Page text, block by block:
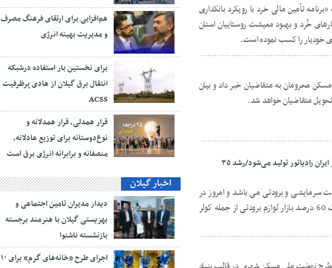
تأمین مالی خرد با رویکرد بانکداری
خُرد و بهبود معیشت روستاییان استان
خودیار را کسب نموده است.
مسکن گیلان از احداث و تحویل 316 واحد مسکن محرومان به متقاضیان خبر داد و بیان
نزدیک ۶۰ درصد بازار لوازم برودتی از جمله کولر گازی در ایران رادیاتور تولید می‌شود/رشد ۳۵
سرمایشی و برودتی می باشد و امروز در
بازدیدی که از این شرکت داشتیم متوجه شدیم که نزدیک 60 درصد بازار لوازم برودتی از جمله کولر
هم‌افزایی برای ارتقای فرهنگ مصرف
و مدیریت بهینه انرژی
برای نخستین بار استفاده درشبکه
انتقال برق گیلان از هادی پرظرفیت
ACSS
قرار همدلی، قرار همدلانه و
نوع‌دوستانه برای توزیع عادلانه،
منصفانه و برابرانه انرژی برق است
اخبار گیلان
دیدار مدیران تامین اجتماعی و
بهزیستی گیلان با هنرمند برجسته
بازنشسته ناشنوا
اجرای طرح «خانه‌های گرم» برای ۱۰